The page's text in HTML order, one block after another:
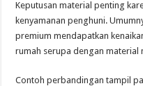
Keputusan material penting
kenyamanan penghuni.
premium mendapatkan
rumah serupa dengan material
Contoh perbandingan tampil